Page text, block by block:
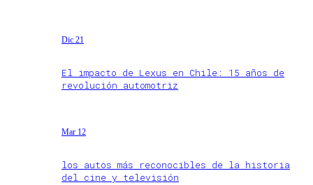
Dic 21
El impacto de Lexus en Chile: 15 años de
revolución automotriz
Mar 12
los autos más reconocibles de la historia
del cine y televisión